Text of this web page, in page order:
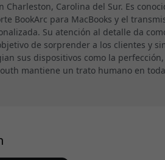
Carolina del Sur. Es
BookArc para MacBooks y el
Su atención al detalle da
de sorprender a los clientes y
sus dispositivos como la
mantiene un trato humano en